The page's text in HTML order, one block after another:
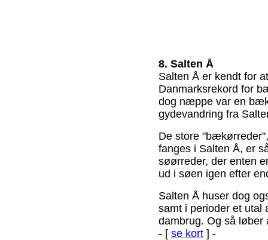
8. Salten Å
Salten Å er kendt for
Danmarksrekord for
dog næppe var en
gydevandring fra
De store
fanges i Salten Å, er
søørreder, der enten
ud i søen igen efter
Salten Å huser dog
samt i perioder et utal
dambrug. Og så løber
- [ se kort ] -